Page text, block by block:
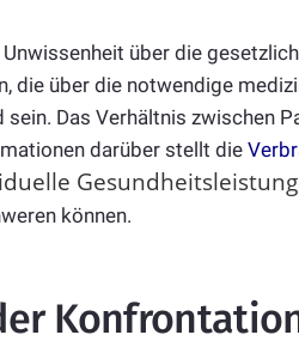
über die
die über die notwendige
Das Verhältnis zwischen
darüber stellt die
können.